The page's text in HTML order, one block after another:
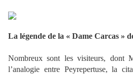
La légende de la « Dame Carcas »
Nombreux sont les visiteurs, dont
l’analogie entre Peyrepertuse, la